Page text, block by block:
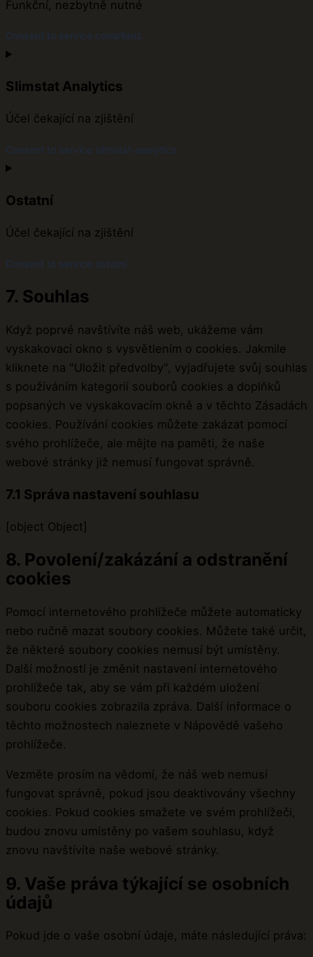
Funkční, nezbytně nutné
Consent to service complianz
Slimstat Analytics
Účel čekající na zjištění
Consent to service slimstat-analytics
Ostatní
Účel čekající na zjištění
Consent to service ostatní
7. Souhlas
Když poprvé navštívíte náš web, ukážeme vám
vyskakovací okno s vysvětlením o cookies. Jakmile
kliknete na "Uložit předvolby", vyjadřujete svůj souhlas
s používáním kategorií souborů cookies a doplňků
popsaných ve vyskakovacím okně a v těchto Zásadách
cookies. Používání cookies můžete zakázat pomocí
svého prohlížeče, ale mějte na paměti, že naše
webové stránky již nemusí fungovat správně.
7.1 Správa nastavení souhlasu
[object Object]
8. Povolení/zakázání a odstranění
cookies
Pomocí internetového prohlížeče můžete automaticky
nebo ručně mazat soubory cookies. Můžete také určit,
že některé soubory cookies nemusí být umístěny.
Další možností je změnit nastavení internetového
prohlížeče tak, aby se vám při každém uložení
souboru cookies zobrazila zpráva. Další informace o
těchto možnostech naleznete v Nápovědě vašeho
prohlížeče.
Vezměte prosím na vědomí, že náš web nemusí
fungovat správně, pokud jsou deaktivovány všechny
cookies. Pokud cookies smažete ve svém prohlížeči,
budou znovu umístěny po vašem souhlasu, když
znovu navštívíte naše webové stránky.
9. Vaše práva týkající se osobních
údajů
Pokud jde o vaše osobní údaje, máte následující práva: